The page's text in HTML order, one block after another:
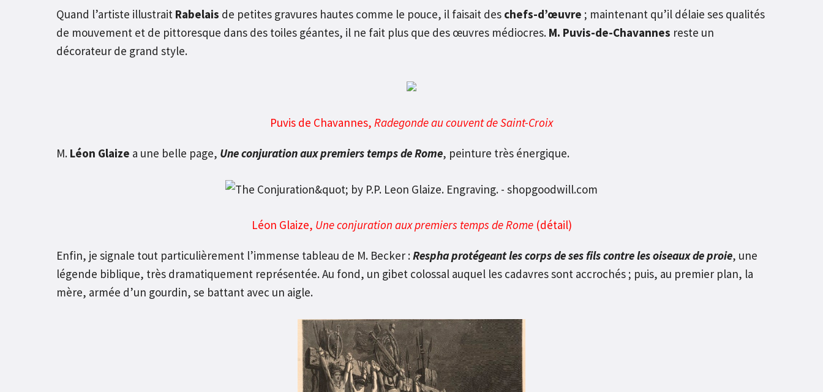
Quand l’artiste illustrait Rabelais de petites gravures hautes comme le pouce, il faisait des chefs-d’œuvre ; maintenant qu’il délaie ses qualités
de mouvement et de pittoresque dans des toiles géantes, il ne fait plus que des œuvres médiocres. M. Puvis-de-Chavannes reste un
décorateur de grand style.
Puvis de Chavannes, Radegonde au couvent de Saint-Croix
M. Léon Glaize a une belle page, Une conjuration aux premiers temps de Rome, peinture très énergique.
Léon Glaize, Une conjuration aux premiers temps de Rome (détail)
Enfin, je signale tout particulièrement l’immense tableau de M. Becker :Respha protégeant les corps de ses fils contre les oiseaux de proie, une
légende biblique, très dramatiquement représentée. Au fond, un gibet colossal auquel les cadavres sont accrochés ; puis, au premier plan, la
mère, armée d’un gourdin, se battant avec un aigle.